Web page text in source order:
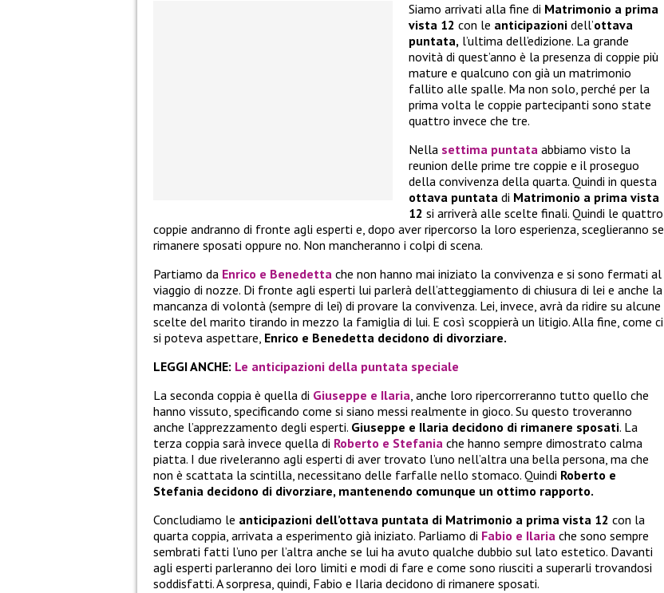
Siamo arrivati alla fine di Matrimonio a prima
vista 12 con le anticipazioni dell’ottava
puntata, l’ultima dell’edizione. La grande
novità di quest’anno è la presenza di coppie più
mature e qualcuno con già un matrimonio
fallito alle spalle. Ma non solo, perché per la
prima volta le coppie partecipanti sono state
quattro invece che tre.
Nella settima puntata abbiamo visto la
reunion delle prime tre coppie e il proseguo
della convivenza della quarta. Quindi in questa
ottava puntata di Matrimonio a prima vista
12 si arriverà alle scelte finali. Quindi le quattro
coppie andranno di fronte agli esperti e, dopo aver ripercorso la loro esperienza, sceglieranno se
rimanere sposati oppure no. Non mancheranno i colpi di scena.
Partiamo da Enrico e Benedetta che non hanno mai iniziato la convivenza e si sono fermati al
viaggio di nozze. Di fronte agli esperti lui parlerà dell’atteggiamento di chiusura di lei e anche la
mancanza di volontà (sempre di lei) di provare la convivenza. Lei, invece, avrà da ridire su alcune
scelte del marito tirando in mezzo la famiglia di lui. E così scoppierà un litigio. Alla fine, come ci
si poteva aspettare, Enrico e Benedetta decidono di divorziare.
LEGGI ANCHE: Le anticipazioni della puntata speciale
La seconda coppia è quella di Giuseppe e Ilaria, anche loro ripercorreranno tutto quello che
hanno vissuto, specificando come si siano messi realmente in gioco. Su questo troveranno
anche l’apprezzamento degli esperti. Giuseppe e Ilaria decidono di rimanere sposati. La
terza coppia sarà invece quella di Roberto e Stefania che hanno sempre dimostrato calma
piatta. I due riveleranno agli esperti di aver trovato l’uno nell’altra una bella persona, ma che
non è scattata la scintilla, necessitano delle farfalle nello stomaco. Quindi Roberto e
Stefania decidono di divorziare, mantenendo comunque un ottimo rapporto.
Concludiamo le anticipazioni dell’ottava puntata di Matrimonio a prima vista 12 con la
quarta coppia, arrivata a esperimento già iniziato. Parliamo di Fabio e Ilaria che sono sempre
sembrati fatti l’uno per l’altra anche se lui ha avuto qualche dubbio sul lato estetico. Davanti
agli esperti parleranno dei loro limiti e modi di fare e come sono riusciti a superarli trovandosi
soddisfatti. A sorpresa, quindi, Fabio e Ilaria decidono di rimanere sposati.